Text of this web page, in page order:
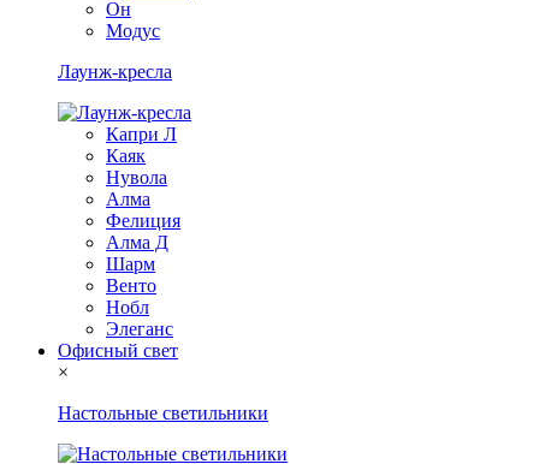
Он
Модус
Лаунж-кресла
Капри Л
Каяк
Нувола
Алма
Фелиция
Алма Д
Шарм
Венто
Нобл
Элеганс
Офисный свет
×
Настольные светильники